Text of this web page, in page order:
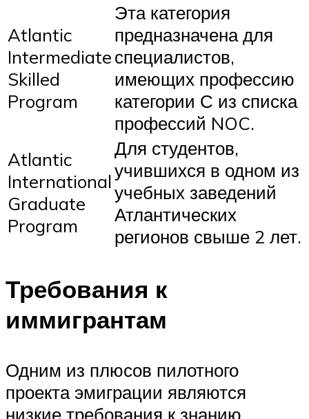
Atlantic
Intermediate
Skilled
Program
Эта категория
предназначена для
специалистов,
имеющих профессию
категории С из списка
профессий NOC.
Atlantic
International
Graduate
Program
Для студентов,
учившихся в одном из
учебных заведений
Атлантических
регионов свыше 2 лет.
Требования к
иммигрантам
Одним из плюсов пилотного
проекта эмиграции являются
низкие требования к знанию